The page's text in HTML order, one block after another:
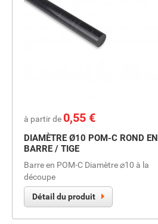
à partir de Prix
0,55 €
DIAMÈTRE Ø10 POM-C ROND EN
BARRE / TIGE
Barre en POM-C Diamètre ⌀10 à la
découpe
Détail du produit